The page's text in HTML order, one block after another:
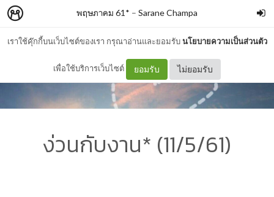
เราใช้คุ๊กกี้บนเว็บไซต์ของเรา กรุณาอ่านและยอมรับนโยบายความเป็นส่วนตัว
เพื่อใช้บริการเว็บไซต์ ยอมรับ ไม่ยอมรับ
พฤษภาคม 61* – Sarane Champa
ง่วนกับงาน* (11/5/61)